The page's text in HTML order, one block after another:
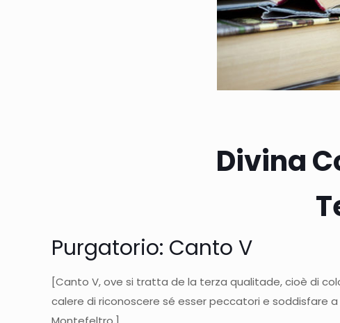
Divina
Purgatorio: Canto V
[Canto V, ove si tratta de la terza qualitade, cioè di
calere di riconoscere sé esser peccatori e soddisfare